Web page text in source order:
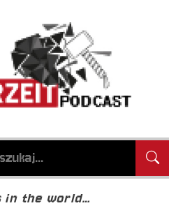
in the world…